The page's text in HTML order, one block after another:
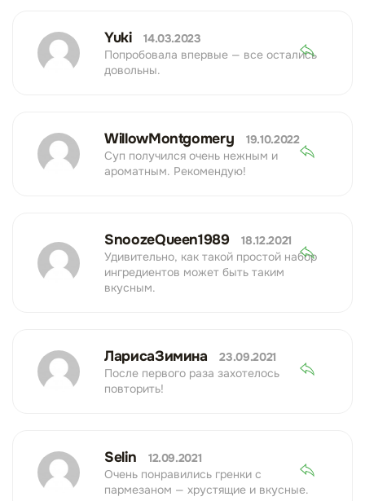
Yuki
14.03.2023
Попробовала впервые — все остались
довольны.
WillowMontgomery
19.10.2022
Суп получился очень нежным и
ароматным. Рекомендую!
SnoozeQueen1989
18.12.2021
Удивительно, как такой простой набор
ингредиентов может быть таким
вкусным.
ЛарисаЗимина
23.09.2021
После первого раза захотелось
повторить!
Selin
12.09.2021
Очень понравились гренки с
пармезаном — хрустящие и вкусные.